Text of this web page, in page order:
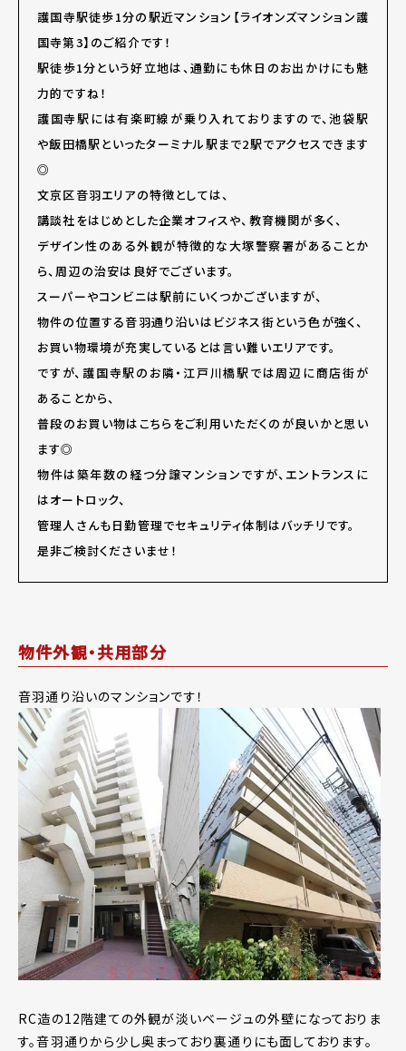
護国寺駅徒歩1分の駅近マンション【ライオンズマンション護
国寺第3】のご紹介です！
駅徒歩1分という好立地は、通勤にも休日のお出かけにも魅
力的ですね！
護国寺駅には有楽町線が乗り入れておりますので、池袋駅
や飯田橋駅といったターミナル駅まで2駅でアクセスできます
◎
文京区音羽エリアの特徴としては、
講談社をはじめとした企業オフィスや、教育機関が多く、
デザイン性のある外観が特徴的な大塚警察署があることか
ら、周辺の治安は良好でございます。
スーパーやコンビニは駅前にいくつかございますが、
物件の位置する音羽通り沿いはビジネス街という色が強く、
お買い物環境が充実しているとは言い難いエリアです。
ですが、護国寺駅のお隣・江戸川橋駅では周辺に商店街が
あることから、
普段のお買い物はこちらをご利用いただくのが良いかと思い
ます◎
物件は築年数の経つ分譲マンションですが、エントランスに
はオートロック、
管理人さんも日勤管理でセキュリティ体制はバッチリです。
是非ご検討くださいませ！
物件外観・共用部分
音羽通り沿いのマンションです！
RC造の12階建ての外観が淡いベージュの外壁になっておりま
す。音羽通りから少し奥まっており裏通りにも面しております。